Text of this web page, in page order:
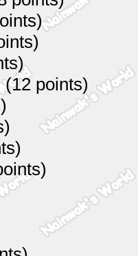
(12 points)